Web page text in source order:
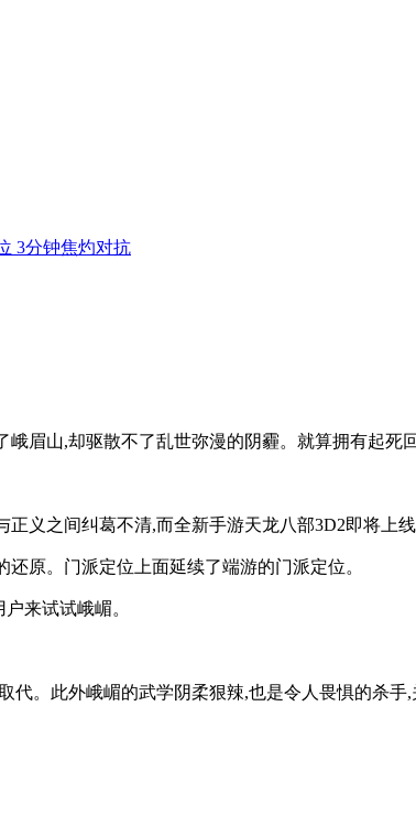
3分钟焦灼对抗
眉山,却驱散不了乱世弥漫的阴霾。就算拥有起死
义之间纠葛不清,而全新手游天龙八部3D2即将上
原。门派定位上面延续了端游的门派定位。
来试试峨嵋。
。此外峨嵋的武学阴柔狠辣,也是令人畏惧的杀手,